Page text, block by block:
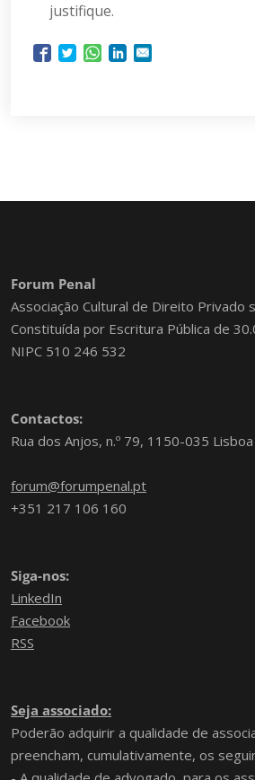
justifique.
Forum Penal
Associação Cultural de Direito Privado
Constituída por Escritura Pública de
NIPC 510 246 532
Contactos:
Rua dos Anjos, n.º 79, 1150-035 Lisboa
forum@forumpenal.pt
+351 217 106 160
Siga-nos:
LinkedIn
Facebook
RSS
Seja associado:
Poderão adquirir a qualidade de
preencham, cumulativamente, os